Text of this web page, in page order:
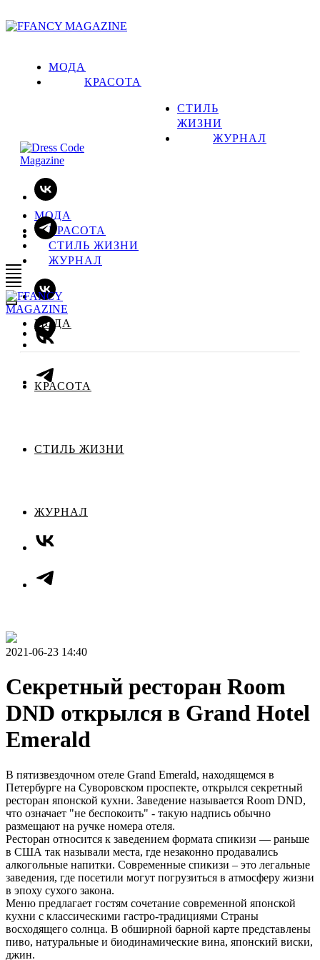
МОДА
КРАСОТА
СТИЛЬ
ЖИЗНИ
ЖУРНАЛ
МОДА
КРАСОТА
СТИЛЬ ЖИЗНИ
ЖУРНАЛ
МОДА
КРАСОТА
СТИЛЬ ЖИЗНИ
ЖУРНАЛ
2021-06-23 14:40
Секретный ресторан Room
DND открылся в Grand Hotel
Emerald
В пятизвездочном отеле Grand Emerald, находящемся в
Петербурге на Суворовском проспекте, открылся секретный
ресторан японской кухни. Заведение называется Room DND,
что означает "не беспокоить" - такую надпись обычно
размещают на ручке номера отеля.
Ресторан относится к заведением формата спикизи — раньше
в США так называли места, где незаконно продавались
алкогольные напитки. Современные спикизи – это легальные
заведения, где посетили могут погрузиться в атмосферу жизни
в эпоху сухого закона.
Меню предлагает гостям сочетание современной японской
кухни с классическими гастро-традициями Страны
восходящего солнца. В обширной барной карте представлены
пиво, натуральные и биодинамические вина, японский виски,
джин.